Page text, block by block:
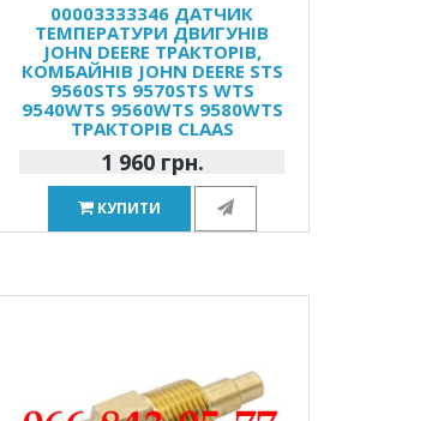
00003333346 ДАТЧИК
ТЕМПЕРАТУРИ ДВИГУНІВ
JOHN DEERE ТРАКТОРІВ,
КОМБАЙНІВ JOHN DEERE STS
9560STS 9570STS WTS
9540WTS 9560WTS 9580WTS
ТРАКТОРІВ CLAAS
1 960 грн.
КУПИТИ